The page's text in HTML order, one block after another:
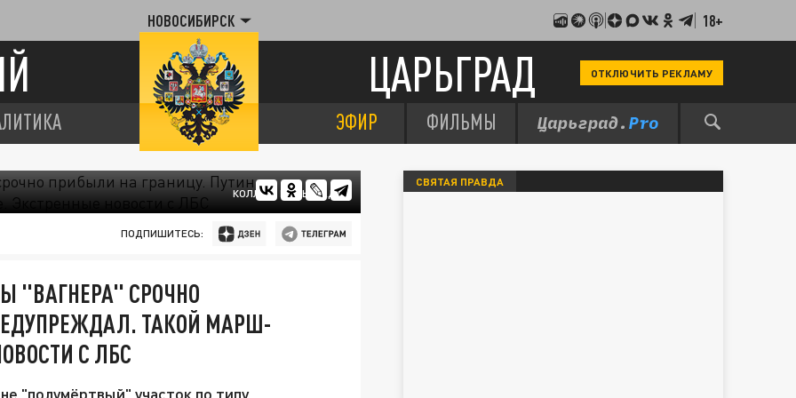
НОВОСИБИРСК 18+
ЦАРЬГРАД ОТКЛЮЧИТЬ РЕКЛАМУ
ЭФИР ФИЛЬМЫ
КОЛЛАЖ ЦАРЬГРАДА
ПОДПИШИТЕСЬ:
"ВАГНЕРА" СРОЧНО
ТАКОЙ МАРШ-
С ЛБС
"полумёртвый" участок по типу
СВЯТАЯ ПРАВДА